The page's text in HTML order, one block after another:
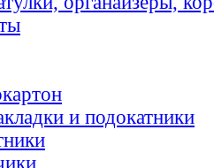
и подокатники